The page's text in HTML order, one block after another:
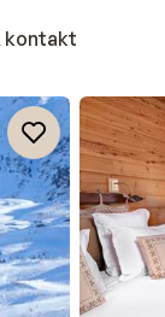
kontakt